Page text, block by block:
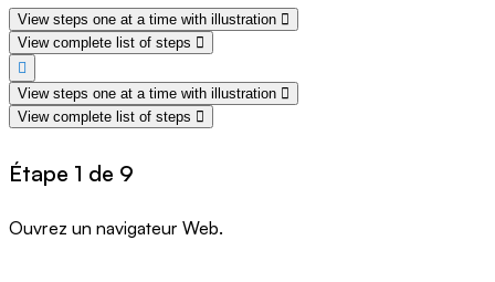
View steps one at a time with illustration
View complete list of steps
View steps one at a time with illustration
View complete list of steps
Étape 1 de 9
Ouvrez un navigateur Web.